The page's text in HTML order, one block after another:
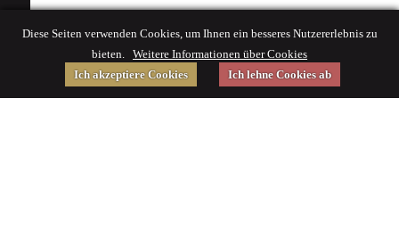
Diese Seiten verwenden Cookies, um Ihnen ein besseres Nutzererlebnis zu
bieten. Weitere Informationen über Cookies
Ich akzeptiere Cookies
Ich lehne Cookies ab